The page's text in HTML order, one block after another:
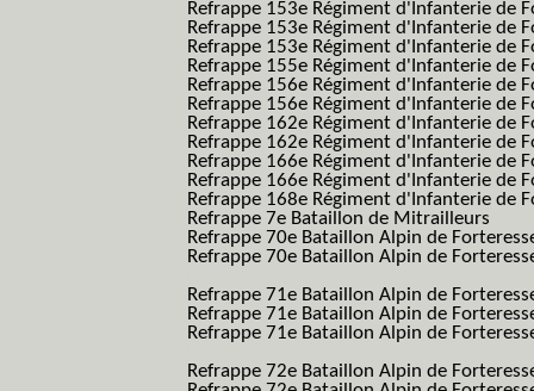
Refrappe 153e Régiment d'Infanterie de
Refrappe 153e Régiment d'Infanterie de
Refrappe 153e Régiment d'Infanterie de
Refrappe 155e Régiment d'Infanterie de
Refrappe 156e Régiment d'Infanterie de
Refrappe 156e Régiment d'Infanterie de
Refrappe 162e Régiment d'Infanterie de
Refrappe 162e Régiment d'Infanterie de
Refrappe 166e Régiment d'Infanterie de
Refrappe 166e Régiment d'Infanterie de
Refrappe 168e Régiment d'Infanterie de
Refrappe 7e Bataillon de Mitrailleurs
Refrappe 70e Bataillon Alpin de
Refrappe 70e Bataillon Alpin de
Refrappe 71e Bataillon Alpin de
Refrappe 71e Bataillon Alpin de
Refrappe 71e Bataillon Alpin de
Refrappe 72e Bataillon Alpin de